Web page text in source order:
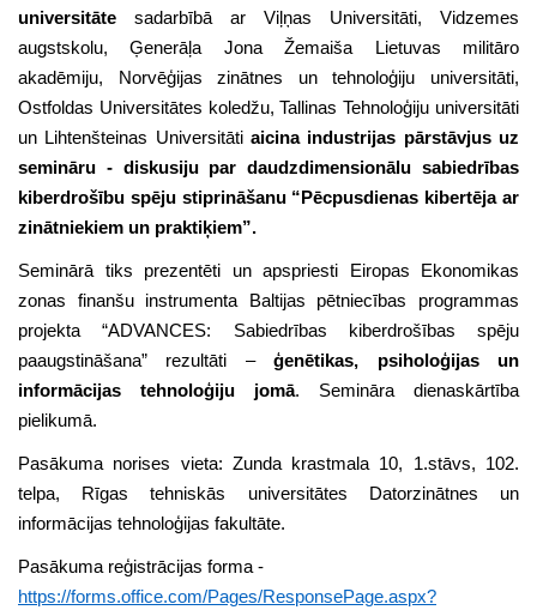
universitāte sadarbībā ar Viļņas Universitāti, Vidzemes
augstskolu, Ģenerāļa Jona Žemaiša Lietuvas militāro
akadēmiju, Norvēģijas zinātnes un tehnoloģiju universitāti,
Ostfoldas Universitātes koledžu, Tallinas Tehnoloģiju universitāti
un Lihtenšteinas Universitāti aicina industrijas pārstāvjus uz
semināru - diskusiju par daudzdimensionālu sabiedrības
kiberdrošību spēju stiprināšanu “Pēcpusdienas kibertēja ar
zinātniekiem un praktiķiem”.
Seminārā tiks prezentēti un apspriesti
Eiropas Ekonomikas
zonas finanšu instrumenta Baltijas pētniecības programmas
projekta “ADVANCES: Sabiedrības kiberdrošības spēju
paaugstināšana” rezultāti –ģenētikas, psiholoģijas un
informācijas tehnoloģiju jomā. Semināra dienaskārtība
pielikumā.
Pasākuma norises vieta: Zunda krastmala 10, 1.stāvs, 102.
telpa, Rīgas tehniskās universitātes Datorzinātnes un
informācijas tehnoloģijas fakultāte.
Pasākuma reģistrācijas forma -
https://forms.office.com/Pages/ResponsePage.aspx?